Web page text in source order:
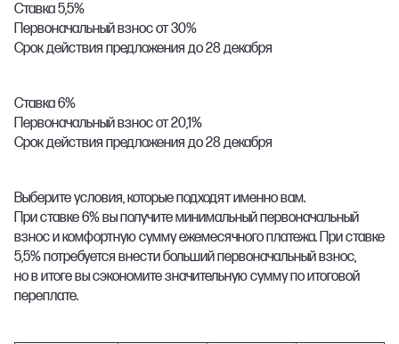
Ставка 5,5%
Первоначальный взнос от 30%
Срок действия предложения до 28 декабря
Ставка 6%
Первоначальный взнос от 20,1%
Срок действия предложения до 28 декабря
Выберите условия, которые подходят именно вам.
При ставке 6% вы получите минимальный первоначальный
взнос и комфортную сумму ежемесячного платежа. При ставке
5,5% потребуется внести больший первоначальный взнос,
но в итоге вы сэкономите значительную сумму по итоговой
переплате.